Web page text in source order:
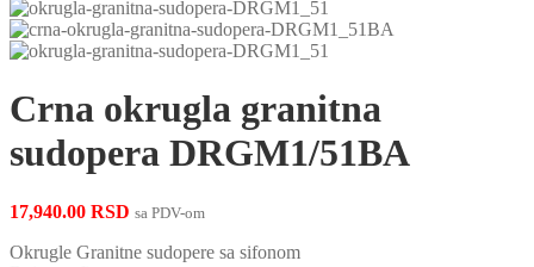
Crna okrugla granitna
sudopera DRGM1/51BA
17,940.00 RSD sa PDV-om
Okrugle Granitne sudopere sa sifonom